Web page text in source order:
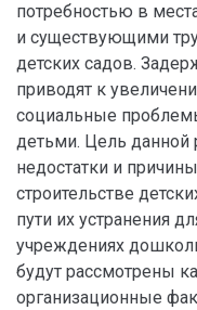
потребностью в
и существующими
детских садов.
приводят к
социальные
детьми. Цель
недостатки и
строительстве
пути их устранения
учреждениях
будут рассмотрены
организационные